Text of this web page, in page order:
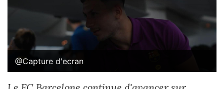
@Capture d'ecran